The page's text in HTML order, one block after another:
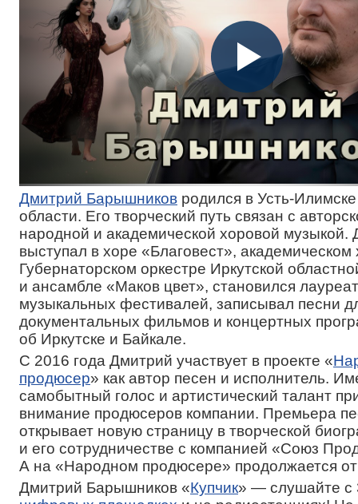
Дмитрий Барышников родился в Усть-
области. Его творческий путь связан с
народной и академической хоровой музыкой.
выступал в хоре «Благовест», академическом
Губернаторском оркестре Иркутской
и ансамбле «Маков цвет», становился
музыкальных фестивалей, записывал песни
документальных фильмов и концертных
об Иркутске и Байкале.
С 2016 года Дмитрий участвует в проекте «
продюсер» как автор песен и исполнитель.
самобытный голос и артистический талант
внимание продюсеров компании. Премьера
открывает новую страницу в творческой
и его сотрудничестве с компанией «Союз
А на «Народном продюсере» продолжается
Дмитрий Барышников «Купчик» — слушайте